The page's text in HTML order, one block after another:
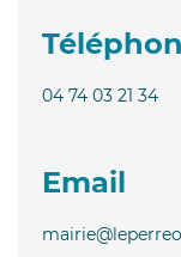
04 74 03 21 34
Email